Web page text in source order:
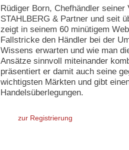
Rüdiger Born, Chefhändler
STAHLBERG & Partner und seit
zeigt in seinem 60 minütigem
Fallstricke den Händler bei der
Wissens erwarten und wie man
Ansätze sinnvoll miteinander
präsentiert er damit auch seine
wichtigsten Märkten und gibt
Handelsüberlegungen.
zur Registrierung